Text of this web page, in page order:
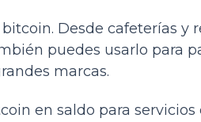
Desde cafeterías y
puedes usarlo para
marcas.
en saldo para servicios